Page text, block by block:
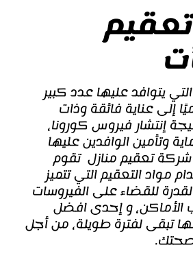
يتوافد عليها عدد كبير
إلى عناية فائقة وذات
إنتشار فيروس كورونا،
وتأمين الوافدين عليها
شركة تعقيم منازل تقوم
مواد التعقيم التي تتميز
للقضاء على الفيروسات
و إحدى افضل
تبقى لفترة طويلة، من أجل